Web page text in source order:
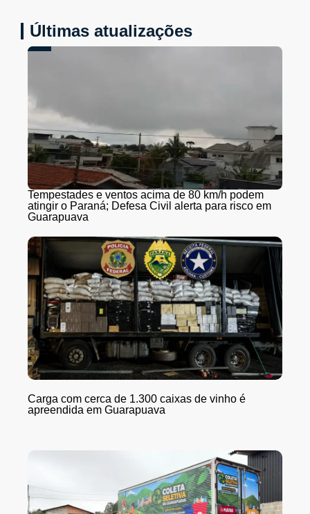
Últimas atualizações
Tempestades e ventos acima de 80 km/h podem
atingir o Paraná; Defesa Civil alerta para risco em
Guarapuava
Carga com cerca de 1.300 caixas de vinho é
apreendida em Guarapuava